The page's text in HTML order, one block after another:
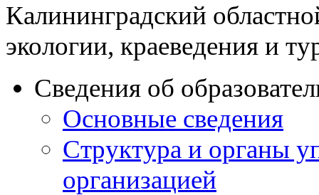
Калининградский
экологии, краеведения и
Сведения об
Основные сведения
Структура и органы
организацией